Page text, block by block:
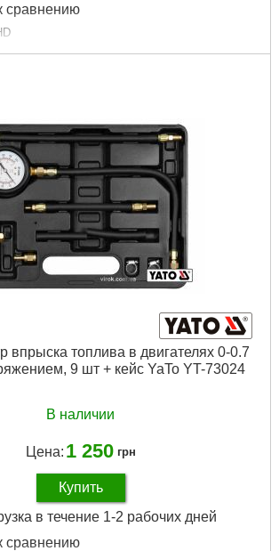
сравнению
230x110x35 мм
Подробнее...
впрыска топлива в двигателях 0-0.7
9 шт + кейс YaTo YT-73024
В наличии
Цена: 1 250 грн
Купить
в течение 1-2 рабочих дней
сравнению